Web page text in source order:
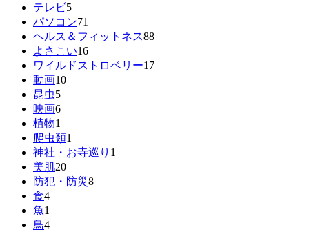
テレビ5
パソコン71
ヘルス＆フィットネス88
よさこい16
ワイルドストロベリー17
動画10
昆虫5
映画6
植物1
爬虫類1
神社・お寺巡り 1
美肌20
防犯・防災8
食4
魚1
鳥4